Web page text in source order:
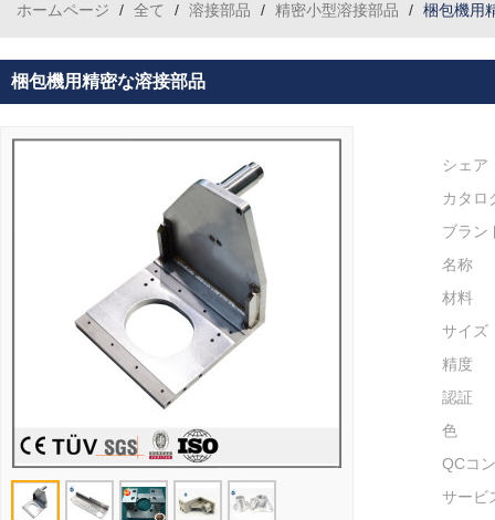
ホームページ / 全て / 溶接部品 / 精密小型溶接部品 / 梱包機用
梱包機用精密な溶接部品
シェア
カタロ
ブラン
名称
材料
サイズ
精度
認証
色
QCコ
サービ